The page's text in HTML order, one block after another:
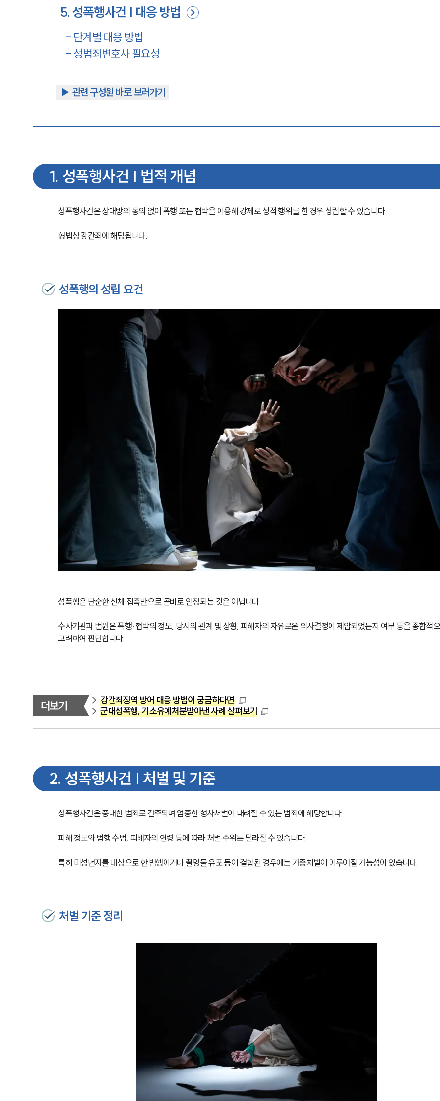
5.성폭행사건 | 대응 방법
- 단계별 대응 방법
- 성범죄변호사 필요성
▶︎ 관련 구성원 바로 보러가기
1. 성폭행사건 | 법적 개념
성폭행사건은 상대방의 동의 없이 폭행 또는 협박을 이용해 강제로 성적 행위를 한 경우 성립할 수 있습니다.
형법상 강간죄에 해당됩니다.
성폭행의 성립 요건
성폭행은 단순한 신체 접촉만으로 곧바로 인정되는 것은 아닙니다.
수사기관과 법원은 폭행·협박의 정도, 당시의 관계 및 상황, 피해자의 자유로운 의사결정이 제압되었는지 여부 등을 종합적
고려하여 판단합니다.
더보기
강간죄징역 방어 대응 방법이 궁금하다면
군대성폭행, 기소유예처분받아낸 사례 살펴보기
2. 성폭행사건 | 처벌 및 기준
성폭행사건은 중대한 범죄로 간주되며 엄중한 형사처벌이 내려질 수 있는 범죄에 해당합니다.
피해 정도와 범행 수법, 피해자의 연령 등에 따라 처벌 수위는 달라질 수 있습니다.
특히 미성년자를 대상으로 한 범행이거나 촬영물 유포 등이 결합된 경우에는 가중처벌이 이루어질 가능성이 있습니다.
처벌 기준 정리